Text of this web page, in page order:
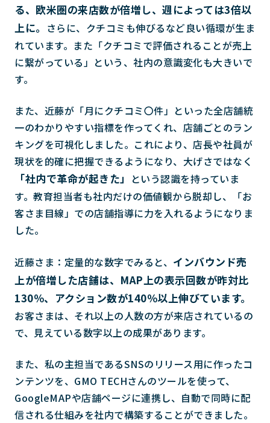
る、欧米圏の来店数が倍増し、週によっては3倍以
上に。 さらに、クチコミも伸びるなど良い循環が生ま
れています。また「クチコミで評価されることが売上
に繋がっている」という、社内の意識変化も大きいで
す。
また、近藤が「月にクチコミ〇件」といった全店舗統
一のわかりやすい指標を作ってくれ、店舗ごとのラン
キングを可視化しました。これにより、店長や社員が
現状を的確に把握できるようになり、大げさではなく
「社内で革命が起きた」
という認識を持っていま
す。教育担当者も社内だけの価値観から脱却し、「お
客さま目線」での店舗指導に力を入れるようになりま
した。
近藤さま：定量的な数字でみると、 インバウンド売
上が倍増した店舗は、MAP上の表示回数が昨対比
130％、アクション数が140％以上伸びています。
お客さまは、それ以上の人数の方が来店されているの
で、見えている数字以上の成果があります。
また、私の主担当であるSNSのリリース用に作ったコ
ンテンツを、GMO TECHさんのツールを使って、
GoogleMAPや店舗ページに連携し、自動で同時に配
信される仕組みを社内で構築することができました。